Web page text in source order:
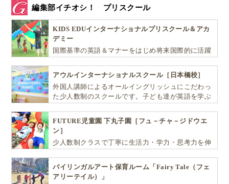
編集部イチオシ！ プリスクール
KIDS EDUインターナショナルプリスクール＆アカ
デミー
国際基準の英語＆マナーをはじめ将来国際的に活躍
EDU（キッズ・エデュ）」は幼児から小学生まで一
貫して学べる充実のカリキュラムが魅力です
アウルインターナショナルスクール［日本橋校］
外国人講師によるオールイングリッシュにこだわっ
た少人数制のスクールです。子ども達が英語を学ぶ
FUTURE児童園 下丸子園［フュ－チャ－ジドウエ
ン］
少人数制クラスで丁寧に生活力・学力・思考力を伸
バイリンガルアート保育ルーム「Fairy Tale（フェ
アリーテイル）」